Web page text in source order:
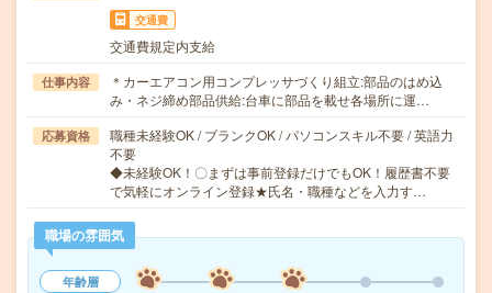
交通費
交通費規定内支給
仕事内容
＊カーエアコン用コンプレッサづくり組立:部品のはめ込
み・ネジ締め部品供給:台車に部品を載せ各場所に運…
応募資格
職種未経験OK / ブランクOK / パソコンスキル不要 / 英語力
不要
◆未経験OK！〇まずは事前登録だけでもOK！履歴書不要
で気軽にオンライン登録★氏名・職種などを入力す…
職場の雰囲気
年齢層